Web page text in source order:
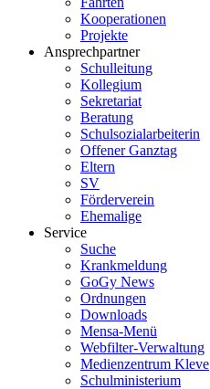
Kooperationen
Projekte
Ansprechpartner
Schulleitung
Kollegium
Sekretariat
Beratung
Schulsozialarbeiterin
Offener Ganztag
Eltern
SV
Förderverein
Ehemalige
Service
Suche
Krankmeldung
GoGy News
Ordnungen
Downloads
Mensa-Menü
Webfilter-Verwaltung
Medienzentrum Kleve
Schulministerium